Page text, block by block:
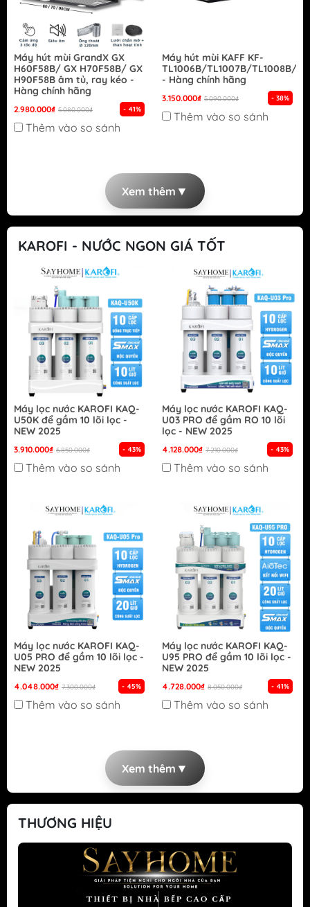
Máy hút mùi GrandX GX
H60F58B/ GX H70F58B/ GX
H90F58B âm tủ, ray kéo -
Hàng chính hãng
2.980.000₫ 5.080.000₫ - 41%
Thêm vào so sánh
Máy hút mùi KAFF KF-
TL1006B/TL1007B/TL1008B/
- Hàng chính hãng
3.150.000₫ 5.090.000₫ - 38%
Thêm vào so sánh
Xem thêm ▼
KAROFI - NƯỚC NGON GIÁ TỐT
Máy lọc nước KAROFI KAQ-
U50K để gầm 10 lõi lọc -
NEW 2025
3.910.000₫ 6.850.000₫ - 43%
Thêm vào so sánh
Máy lọc nước KAROFI KAQ-
U03 PRO để gầm RO 10 lõi
lọc - NEW 2025
4.128.000₫ 7.210.000₫ - 43%
Thêm vào so sánh
Máy lọc nước KAROFI KAQ-
U05 PRO để gầm 10 lõi lọc -
NEW 2025
4.048.000₫ 7.300.000₫ - 45%
Thêm vào so sánh
Máy lọc nước KAROFI KAQ-
U95 PRO để gầm 10 lõi lọc -
NEW 2025
4.728.000₫ 8.050.000₫ - 41%
Thêm vào so sánh
Xem thêm ▼
THƯƠNG HIỆU